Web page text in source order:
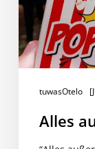
tuwasOtelo
Alles